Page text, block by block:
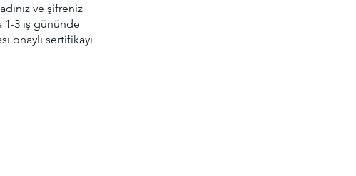
ve şifreniz
1-3 iş gününde
onaylı sertifikayı